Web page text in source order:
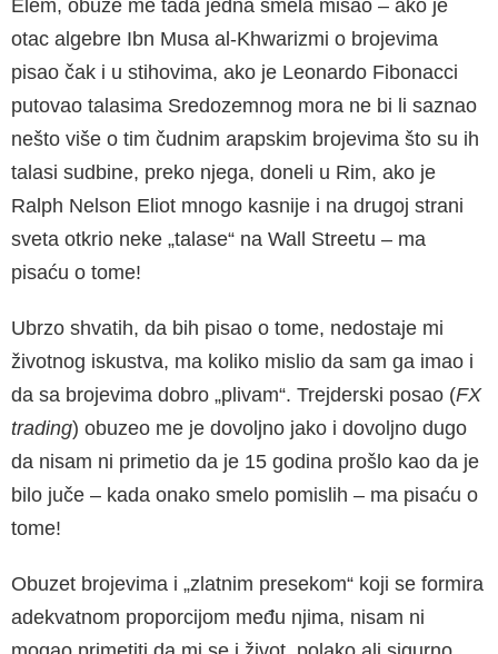
Elem, obuze me tada jedna smela misao – ako je
otac algebre Ibn Musa al-Khwarizmi o brojevima
pisao čak i u stihovima, ako je Leonardo Fibonacci
putovao talasima Sredozemnog mora ne bi li saznao
nešto više o tim čudnim arapskim brojevima što su ih
talasi sudbine, preko njega, doneli u Rim, ako je
Ralph Nelson Eliot mnogo kasnije i na drugoj strani
sveta otkrio neke „talase“ na Wall Streetu – ma
pisaću o tome!
Ubrzo shvatih, da bih pisao o tome, nedostaje mi
životnog iskustva, ma koliko mislio da sam ga imao i
da sa brojevima dobro „plivam“. Trejderski posao (FX
trading) obuzeo me je dovoljno jako i dovoljno dugo
da nisam ni primetio da je 15 godina prošlo kao da je
bilo juče – kada onako smelo pomislih – ma pisaću o
tome!
Obuzet brojevima i „zlatnim presekom“ koji se formira
adekvatnom proporcijom među njima, nisam ni